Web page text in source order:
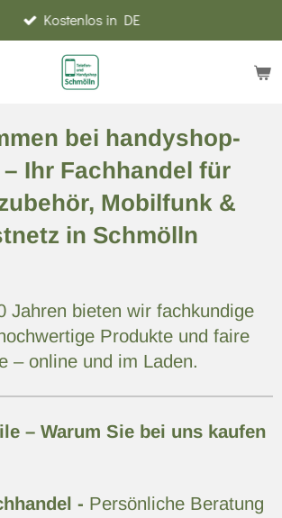
Kostenlos in DE
bei handyshop-
Ihr Fachhandel für
Mobilfunk &
in Schmölln
Jahren bieten wir fachkundige
Produkte und faire
– online und im Laden.
– Warum Sie bei uns kaufen
- Persönliche Beratung